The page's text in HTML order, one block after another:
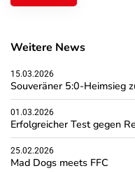
Weitere News
15.03.2026
Souveräner 5:0-Heimsieg
01.03.2026
Erfolgreicher Test gegen
25.02.2026
Mad Dogs meets FFC